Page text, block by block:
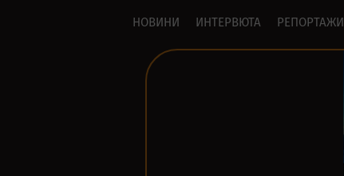
НОВИНИ ИНТЕРВЮТА РЕПОРТАЖИ